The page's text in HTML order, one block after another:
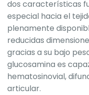
dos características
especial hacia el
plenamente
reducidas
gracias a su bajo
glucosamina es
hematosinovial,
articular.